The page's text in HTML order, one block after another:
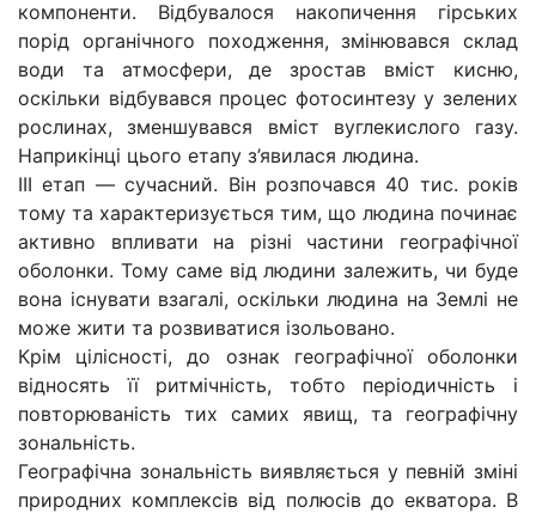
компоненти. Відбувалося накопичення гірських
порід органічного походження, змінювався склад
води та атмосфери, де зростав вміст кисню,
оскільки відбувався процес фотосинтезу у зелених
рослинах, зменшувався вміст вуглекислого газу.
Наприкінці цього етапу з’явилася людина.
ІІІ етап — сучасний. Він розпочався 40 тис. років
тому та характеризується тим, що людина починає
активно впливати на різні частини географічної
оболонки. Тому саме від людини залежить, чи буде
вона існувати взагалі, оскільки людина на Землі не
може жити та розвиватися ізольовано.
Крім цілісності, до ознак географічної оболонки
відносять її ритмічність, тобто періодичність і
повторюваність тих самих явищ, та географічну
зональність.
Географічна зональність виявляється у певній зміні
природних комплексів від полюсів до екватора. В